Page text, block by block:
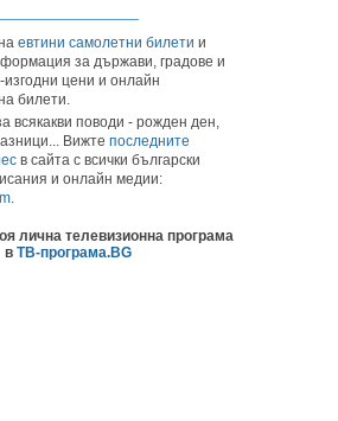
евтини самолетни билети и
за държави, градове и
цени и онлайн
билети.
всякакви поводи - рожден ден,
Вижте последните
в сайта с всички български
и онлайн медии:
.
лична телевизионна програма
в ТВ-програма.BG